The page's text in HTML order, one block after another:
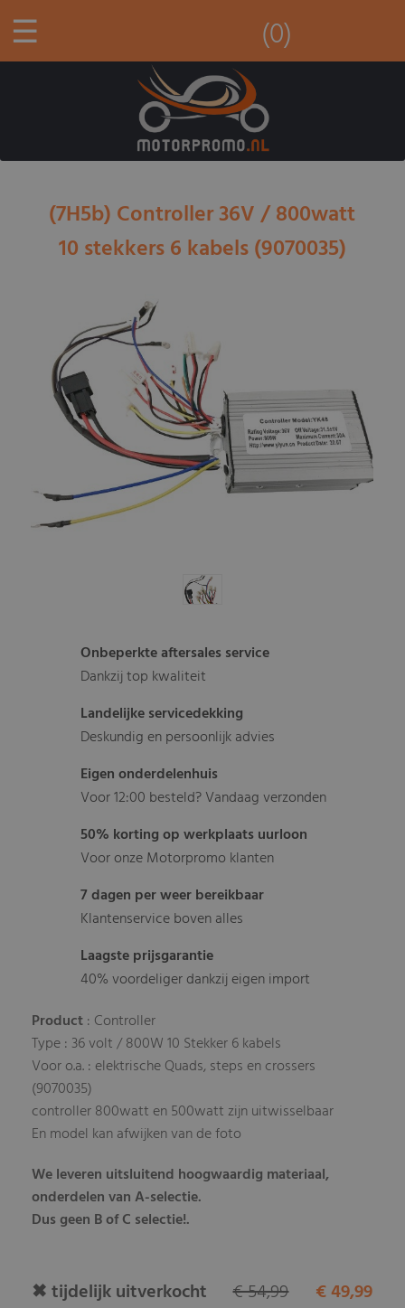
☰ (0)
(7H5b) Controller 36V / 800watt
10 stekkers 6 kabels (9070035)
Onbeperkte aftersales service
Dankzij top kwaliteit
Landelijke servicedekking
Deskundig en persoonlijk advies
Eigen onderdelenhuis
Voor 12:00 besteld? Vandaag verzonden
50% korting op werkplaats uurloon
Voor onze Motorpromo klanten
7 dagen per weer bereikbaar
Klantenservice boven alles
Laagste prijsgarantie
40% voordeliger dankzij eigen import
Product: Controller
Type : 36 volt / 800W 10 Stekker 6 kabels
Voor o.a. : elektrische Quads, steps en crossers
(9070035)
controller 800watt en 500watt zijn uitwisselbaar
En model kan afwijken van de foto
We leveren uitsluitend hoogwaardig materiaal,
onderdelen van A-selectie.
Dus geen B of C selectie!.
✖ tijdelijk uitverkocht € 49,99
€ 54,99